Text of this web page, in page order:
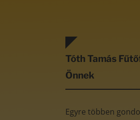
Tóth Tamás
Önnek
Egyre többen